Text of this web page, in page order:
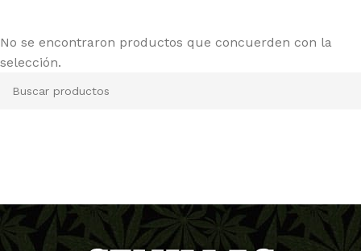
No se encontraron productos que concuerden con la
selección.